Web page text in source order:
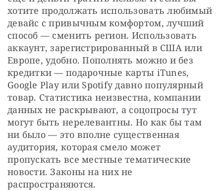
хотите продолжать использовать любимый
девайс с привычным комфортом, лучший
способ — сменить регион. Использовать
аккаунт, зарегистрированный в США или
Европе, удобно. Пополнять можно и без
кредитки — подарочные карты iTunes,
Google Play или Spotify давно популярный
товар. Статистика неизвестна, компании
данных не раскрывают, а соцопросы тут
могут быть нерелевантны. Но как бы там
ни было — это вполне существенная
аудитория, которая смело может
пропускать все местные тематические
новости. Законы на них не
распространяются.